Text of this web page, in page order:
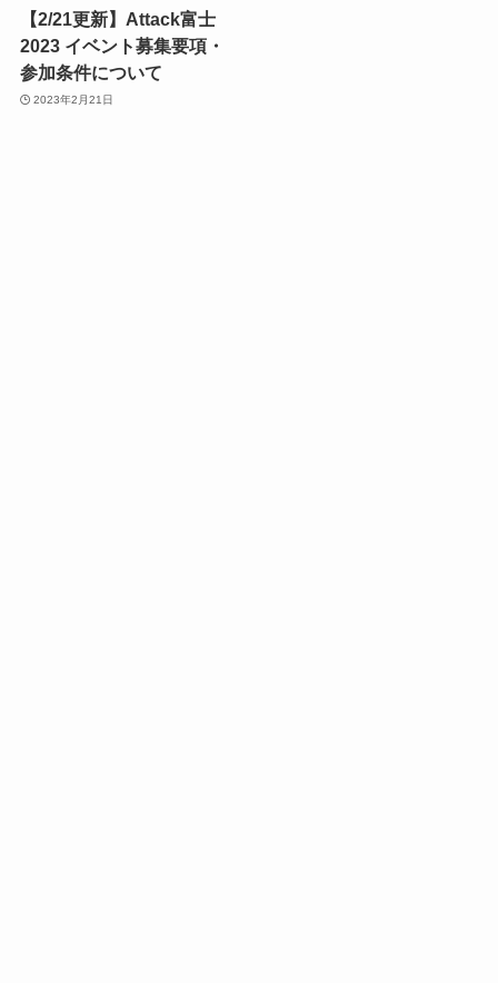
【2/21更新】Attack富士
2023 イベント募集要項・
参加条件について
2023年2月21日